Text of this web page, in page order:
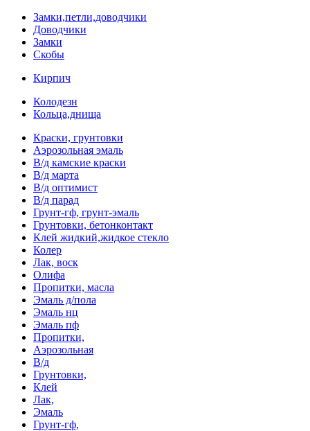
Замки,петли,доводчики
Доводчики
Замки
Скобы
Кирпич
Колодезн
Кольца,днища
Краски, грунтовки
Аэрозольная эмаль
В/д камские краски
В/д марта
В/д оптимист
В/д парад
Грунт-гф, грунт-эмаль
Грунтовки, бетонконтакт
Клей жидкий,жидкое стекло
Колер
Лак, воск
Олифа
Пропитки, масла
Эмаль д/пола
Эмаль нц
Эмаль пф
Пропитки,
Аэрозольная
В/д
Грунтовки,
Клей
Лак,
Эмаль
Грунт-гф,